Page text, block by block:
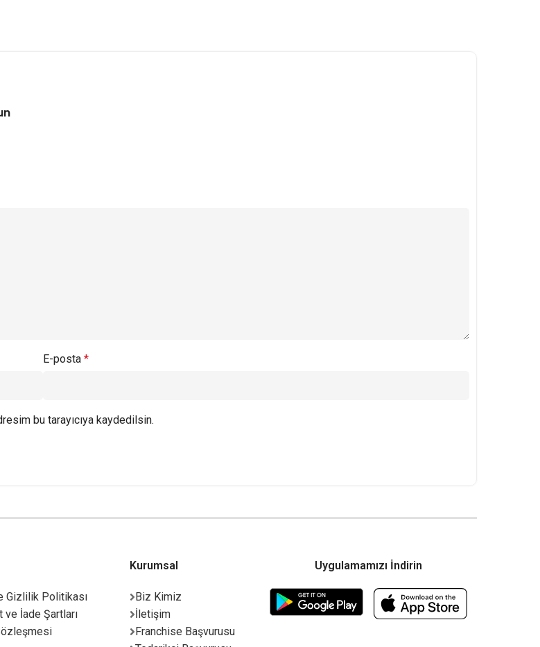
E-posta *
bu tarayıcıya kaydedilsin.
Gizlilik Politikası
ve İade Şartları
Kurumsal
Biz Kimiz
İletişim
Franchise Başvurusu
Uygulamamızı İndirin